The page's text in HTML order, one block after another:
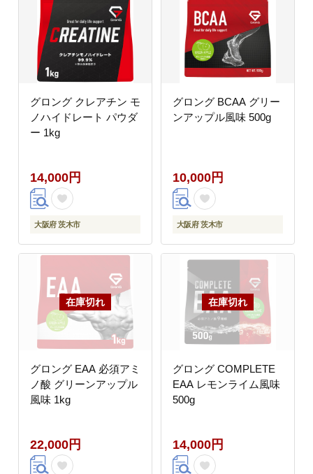
グロング クレアチン モ
ノハイドレート パウダ
ー 1kg
14,000円
大阪府 茨木市
グロング BCAA グリー
ンアップル風味 500g
10,000円
大阪府 茨木市
グロング EAA 必須アミ
ノ酸 グリーンアップル
風味 1kg
22,000円
グロング COMPLETE
EAA レモンライム風味
500g
14,000円